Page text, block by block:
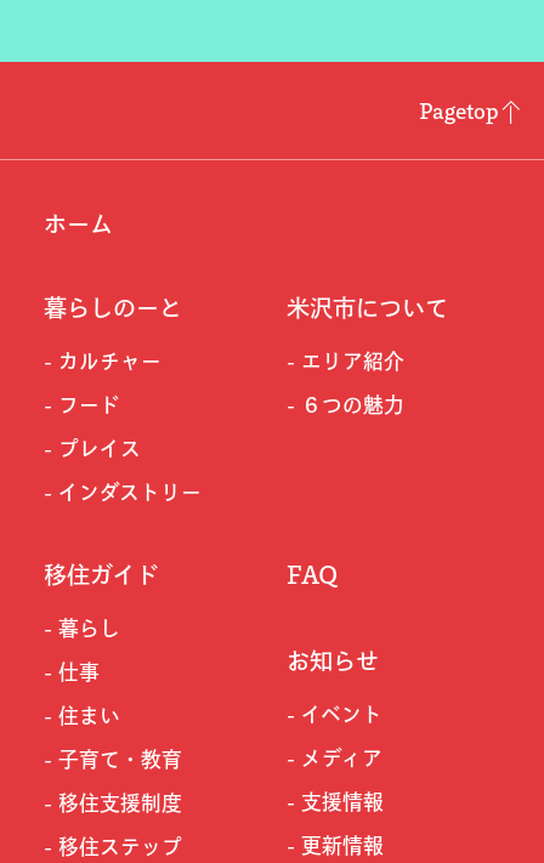
Pagetop
ホーム
暮らしのーと
カルチャー
フード
プレイス
インダストリー
米沢市について
エリア紹介
６つの魅力
移住ガイド
暮らし
仕事
住まい
子育て・教育
移住支援制度
移住ステップ
FAQ
お知らせ
イベント
メディア
支援情報
更新情報